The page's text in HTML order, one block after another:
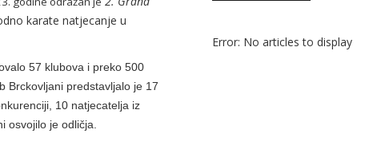
karate natjecanje u
57 klubova i preko 500
Brckovljani predstavljalo je 17
10 natjecatelja iz
osvojilo je odličja.
Error: No articles to display